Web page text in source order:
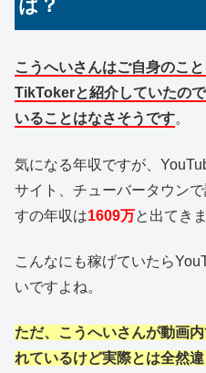
は？
こうへいさんはご自身のこ
TikTokerと紹介していたの
いることはなさそうです。
気になる年収ですが、
サイト、チューバータウン
すの年収は1609万と出てき
こんなにも稼げていたら
いですよね。
ただ、こうへいさんが動画
れているけど実際とは全然